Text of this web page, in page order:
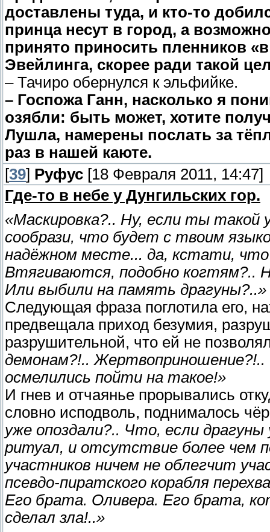
доставлены туда, и кто-то
принца несут в город, а
принято приносить пленников
Эвейлинга, скорее ради такой
– Тачиро обернулся к эльфийке.
– Госпожа Ганн, насколько я
озябли: быть может, хотите
Лушла, намерены послать за
раз в нашей каюте.
[39] Руфус [18 Февраля 2011, 14:47]
Где-то в небе у Дунгильских гор.
«Маскировка?.. Ну, если ты такой
сообрази, что будет с твоим
надёжном месте... да, кстати, что
Втягиваются, подобно когтям?..
Или выбили на память драгуны?..»
Следующая фраза поглотила его,
предвещала приход безумия,
разрушительной, что ей не
демонам?!..
осмелились пойти на такое!»
И гнев и отчаянье прорывались
словно исподволь, поднималось
уже опоздали?.. Что, если драгуны
ритуал, и отсутствие более чем
участников ничем не облегчит
псевдо-пиратского корабля
Его брата. Оливера. Его брата,
сделал зла!..»